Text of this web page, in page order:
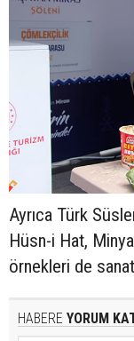
Ayrıca Türk
Hüsn-i Hat,
örnekleri de
HABERE YORUM